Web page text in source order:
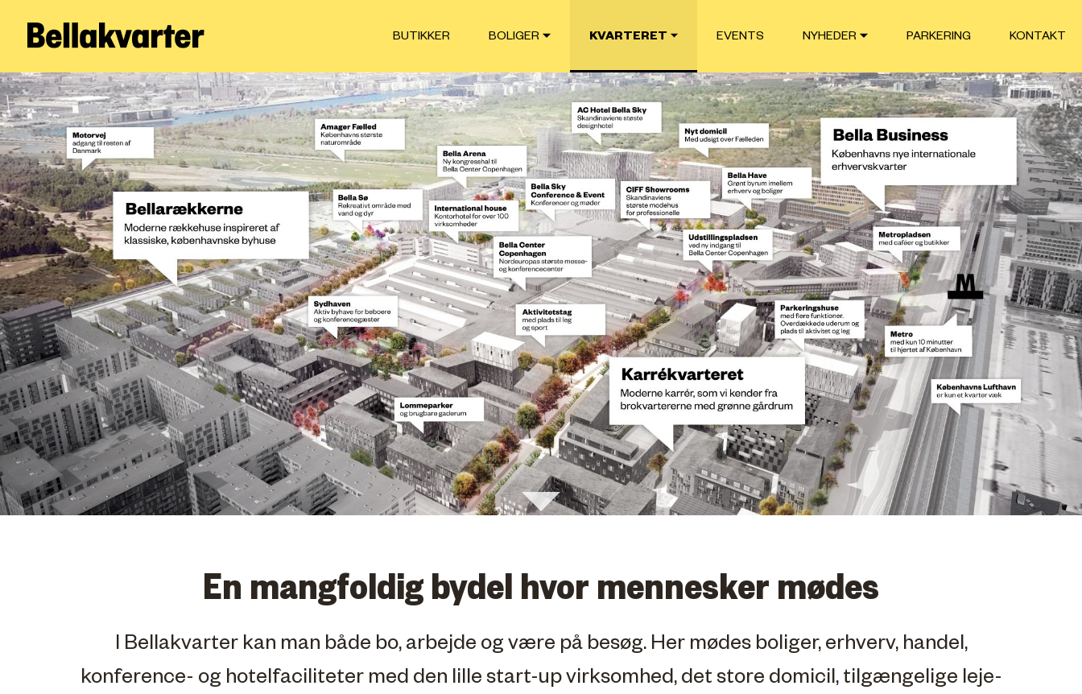
BUTIKKER BOLIGER KVARTERET EVENTS NYHEDER PARKERING KONTAKT
En mangfoldig bydel hvor mennesker mødes
I Bellakvarter kan man både bo, arbejde og være på besøg. Her mødes boliger, erhverv, handel,
konference- og hotelfaciliteter med den lille start-up virksomhed, det store domicil, tilgængelige leje-